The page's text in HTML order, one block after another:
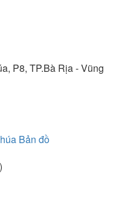
P8, TP.Bà Rịa - Vũng
Bản đồ